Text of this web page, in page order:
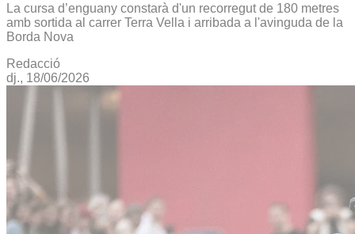
La cursa d’enguany constarà d'un recorregut de 180 metres
amb sortida al carrer Terra Vella i arribada a l'avinguda de la
Borda Nova
Redacció
dj., 18/06/2026